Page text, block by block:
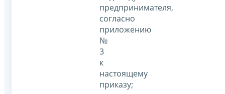
предпринимателя,
согласно
приложению
№
3
к
настоящему
приказу;